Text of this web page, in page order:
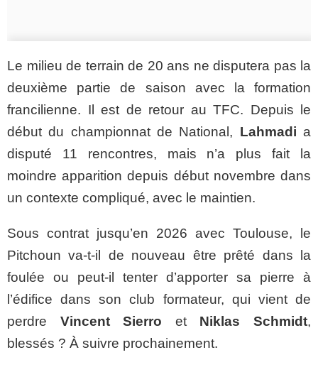
Le milieu de terrain de 20 ans ne disputera pas la
deuxième partie de saison avec la formation
francilienne. Il est de retour au TFC. Depuis le
début du championnat de National, Lahmadi a
disputé 11 rencontres, mais n’a plus fait la
moindre apparition depuis début novembre dans
un contexte compliqué, avec le maintien.
Sous contrat jusqu’en 2026 avec Toulouse, le
Pitchoun va-t-il de nouveau être prêté dans la
foulée ou peut-il tenter d’apporter sa pierre à
l’édifice dans son club formateur, qui vient de
perdre Vincent Sierro et Niklas Schmidt,
blessés ? À suivre prochainement.